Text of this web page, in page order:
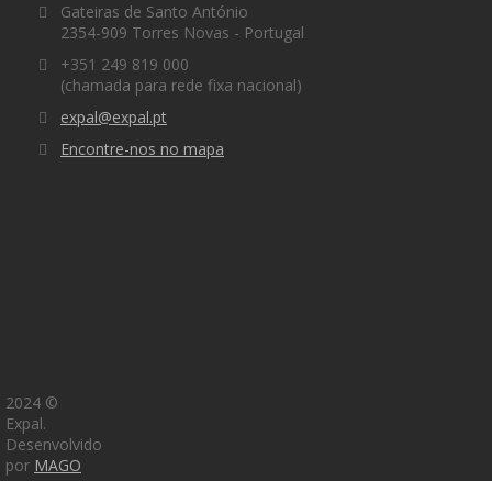
Gateiras de Santo António
2354-909 Torres Novas - Portugal
+351 249 819 000
(chamada para rede fixa nacional)
expal@expal.pt
Encontre-nos no mapa
Expal 2020 © Todos os direitos reservados. Desenvolvido
2024 ©
Expal.
Desenvolvido
por MAGO